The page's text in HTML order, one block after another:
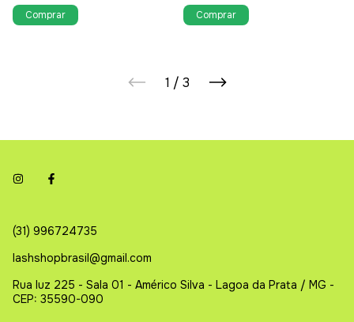
1 / 3
(31) 996724735
lashshopbrasil@gmail.com
Rua luz 225 - Sala 01 - Américo Silva - Lagoa da Prata / MG -
CEP: 35590-090